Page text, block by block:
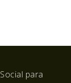
para